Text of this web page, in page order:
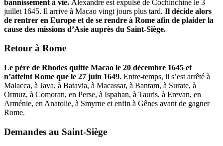
bannissement à vie. Alexandre est expulsé de Cochinchine le 3
juillet 1645. Il arrive à Macao vingt jours plus tard. Il décide alors
de rentrer en Europe et de se rendre à Rome afin de plaider la
cause des missions d’Asie auprès du Saint-Siège.
Retour à Rome
Le père de Rhodes quitte Macao le 20 décembre 1645 et
n’atteint Rome que le 27 juin 1649. Entre-temps, il s’est arrêté à
Malacca, à Java, à Batavia, à Macassar, à Bantam, à Surate, à
Ormuz, à Comoran, en Perse, à Ispahan, à Tauris, à Erevan, en
Arménie, en Anatolie, à Smyrne et enfin à Gênes avant de gagner
Rome.
Demandes au Saint-Siège